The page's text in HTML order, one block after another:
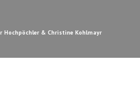
Hochpöchler & Christine Kohlmayr